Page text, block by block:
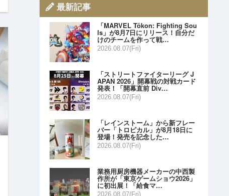
最新記事
「MARVEL Tōkon: Fighting Sou
ls」が8月7日にリリース！自分だ
けのチームを作って戦…
2026.08.07(Fri)
「ストリートファイターリーグ J
APAN 2026」開幕戦の対戦カード
発表！「開幕直前 Div…
2026.08.07(Fri)
「レインストーム」から新フレー
バー「トロピカル」が8月18日に
登場！発売を記念した…
2026.08.07(Fri)
業務用厨房機器メーカーの中西製
作所が「東京ゲームショウ2026」
に初出展！「給食マ…
2026.08.07(Fri)